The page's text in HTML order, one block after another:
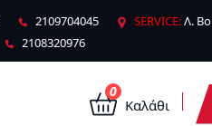
2109704045 SERVICE:Λ.
2108320976
0
Καλάθι